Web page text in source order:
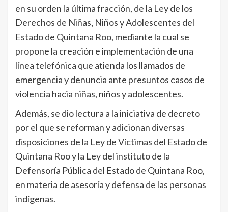
en su orden la última fracción, de la Ley de los
Derechos de Niñas, Niños y Adolescentes del
Estado de Quintana Roo, mediante la cual se
propone la creación e implementación de una
línea telefónica que atienda los llamados de
emergencia y denuncia ante presuntos casos de
violencia hacia niñas, niños y adolescentes.
Además, se dio lectura a la iniciativa de decreto
por el que se reforman y adicionan diversas
disposiciones de la Ley de Víctimas del Estado de
Quintana Roo y la Ley del instituto de la
Defensoría Pública del Estado de Quintana Roo,
en materia de asesoría y defensa de las personas
indígenas.